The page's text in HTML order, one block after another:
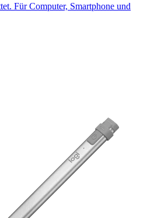
Für Computer, Smartphone und